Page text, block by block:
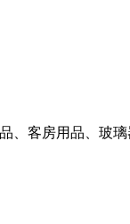
、客房用品、玻